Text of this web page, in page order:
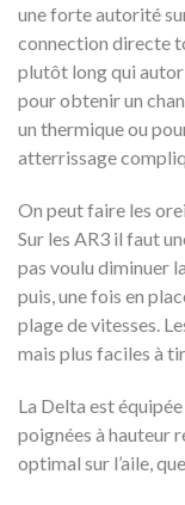
une forte autorité
connection directe
plutôt long qui
pour obtenir un
un thermique ou
atterrissage
On peut faire les
Sur les AR3 il faut
pas voulu diminuer
puis, une fois en
plage de vitesses.
mais plus faciles à
La Delta est
poignées à hauteur
optimal sur l’aile,